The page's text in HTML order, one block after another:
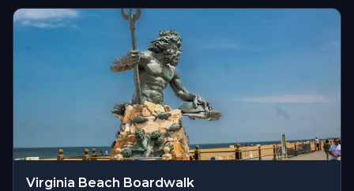
Virginia Beach Boardwalk